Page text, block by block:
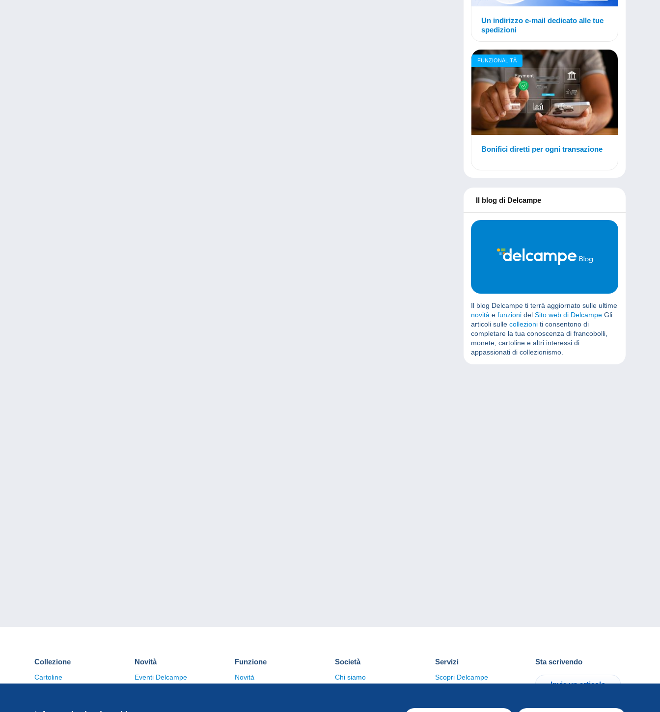
Un indirizzo e-mail dedicato alle tue
spedizioni
FUNZIONALITÀ
Bonifici diretti per ogni transazione
Il blog di Delcampe
Il blog Delcampe ti terrà aggiornato sulle ultime
novità e funzioni del Sito web di Delcampe Gli
articoli sulle collezioni ti consentono di
completare la tua conoscenza di francobolli,
monete, cartoline e altri interessi di
appassionati di collezionismo.
Collezione
Cartoline
Novità
Eventi Delcampe
Funzione
Novità
Società
Chi siamo
Servizi
Scopri Delcampe
Sta scrivendo
Invia un articolo